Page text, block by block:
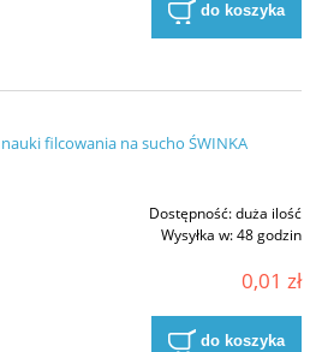
do koszyka
filcowania na sucho ŚWINKA
Dostępność:duża ilość
Wysyłka w:48 godzin
0,01 zł
do koszyka